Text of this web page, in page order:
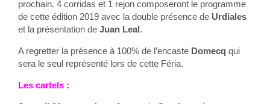
prochain. 4 corridas et 1 rejon composeront le programme
de cette édition 2019 avec la double présence de Urdiales
et la présentation de Juan Leal.
A regretter la présence à 100% de l’encaste Domecq qui
sera le seul représenté lors de cette Féria.
Les cartels :